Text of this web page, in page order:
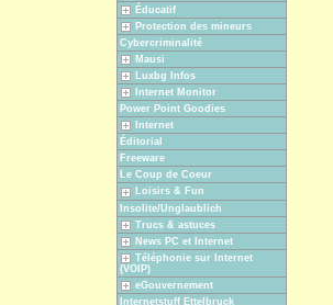
Éducatif
Protection des mineurs
Cybercriminalité
Mausi
Luxbg Infos
Internet Monitor
Power Point Goodies
Internet
Éditorial
Freeware
Le Coup de Coeur
Loisirs & Fun
Insolite/Unglaublich
Trucs & astuces
News PC et Internet
Téléphonie sur Internet
(VOIP)
eGouvernement
Internetstuff Ettelbruck